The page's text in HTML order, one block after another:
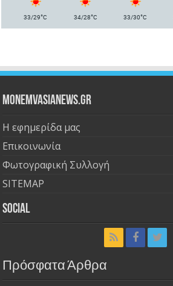
33/29°C 34/28°C 33/30°C
Monemvasianews.gr
Η εφημερίδα μας
Επικοινωνία
Φωτογραφική Συλλογή
SITEMAP
Social
Πρόσφατα Άρθρα